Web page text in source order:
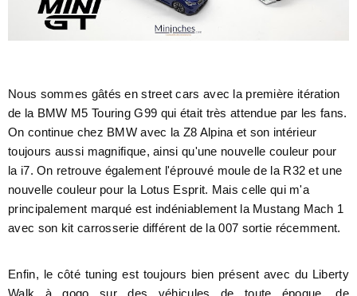
Nous sommes gâtés en street cars avec la première itération
de la BMW M5 Touring G99 qui était très attendue par les fans.
On continue chez BMW avec la Z8 Alpina et son intérieur
toujours aussi magnifique, ainsi qu'une nouvelle couleur pour
la i7. On retrouve également l'éprouvé moule de la R32 et une
nouvelle couleur pour la Lotus Esprit. Mais celle qui m'a
principalement marqué est indéniablement la Mustang Mach 1
avec son kit carrosserie différent de la 007 sortie récemment.
Enfin, le côté tuning est toujours bien présent avec du Liberty